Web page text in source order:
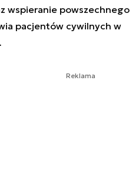
wspieranie powszechnego
pacjentów cywilnych w
Reklama